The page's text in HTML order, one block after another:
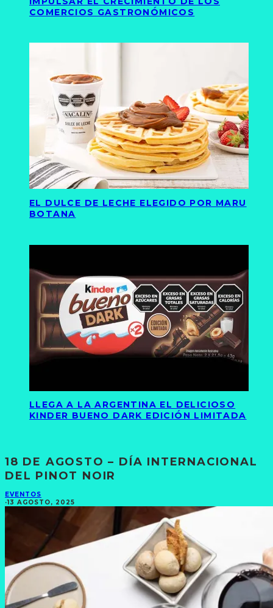
COMERCIOS GASTRONÓMICOS
EL DULCE DE LECHE ELEGIDO POR MARU
BOTANA
LLEGA A LA ARGENTINA EL DELICIOSO
KINDER BUENO DARK EDICIÓN LIMITADA
18 DE AGOSTO – DÍA INTERNACIONAL
DEL PINOT NOIR
EVENTOS
·13 AGOSTO, 2025